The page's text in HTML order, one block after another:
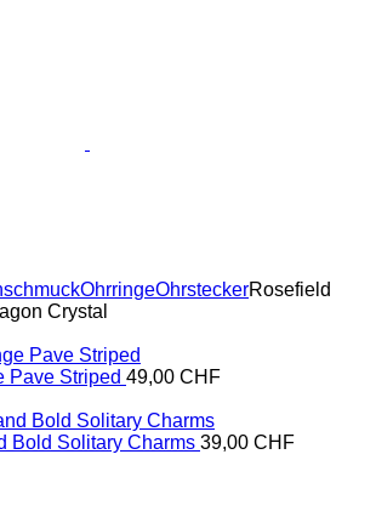
OhrringeOhrsteckerRosefield
Crystal
Pave Striped 49,00 CHF
Bold Solitary Charms 39,00 CHF